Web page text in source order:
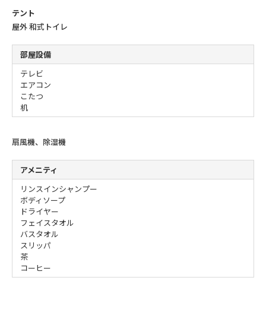
テント
屋外 和式トイレ
部屋設備
テレビ
エアコン
こたつ
机
扇風機、除湿機
アメニティ
リンスインシャンプー
ボディソープ
ドライヤー
フェイスタオル
バスタオル
スリッパ
茶
コーヒー